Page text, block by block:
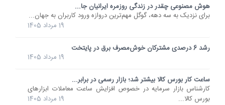
هوش مصنوعی چقدر در زندگی روزمره ایرانیان جا...
برای نزدیک به سه دهه، گوگل مهم‌ترین دروازه ورود کاربران به جهان...
19 مرداد 1405
رشد 6 درصدی مشترکان خوش‌مصرف برق در پایتخت
19 مرداد 1405
ساعت کار بورس کالا بیشتر شد؛ بازار رسمی در برابر...
کارشناس بازار سرمایه در خصوص افزایش ساعت معاملات ابزارهای
بورس کالا...
19 مرداد 1405